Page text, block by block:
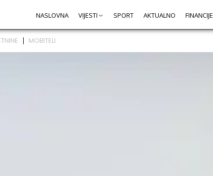
NASLOVNA VIJESTI SPORT AKTUALNO FINANCIJE